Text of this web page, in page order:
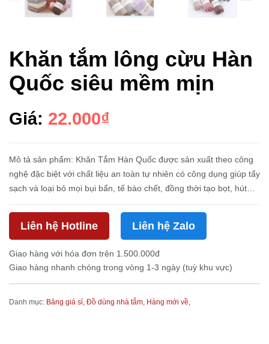
Khăn tắm lông cừu Hàn
Quốc siêu mềm mịn
Giá: 22.000₫
Mô tả sản phẩm: Khăn Tắm Hàn Quốc được sản xuất theo công
nghệ đặc biệt với chất liệu an toàn tự nhiên có công dụng giúp tẩy
sạch và loại bỏ mọi bụi bẩn, tế bào chết, đồng thời tạo bọt, hút
Liên hệ Hotline Liên hệ Zalo
Giao hàng với hóa đơn trên 1.500.000đ
Giao hàng nhanh chóng trong vòng 1-3 ngày (tuỳ khu vực)
Danh mục: Bảng giá sỉ, Đồ dùng nhà tắm, Hàng mới về,